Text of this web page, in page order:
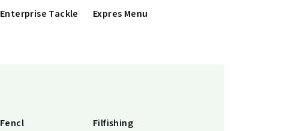
Enterprise Tackle
Expres Menu
Fencl
Filfishing